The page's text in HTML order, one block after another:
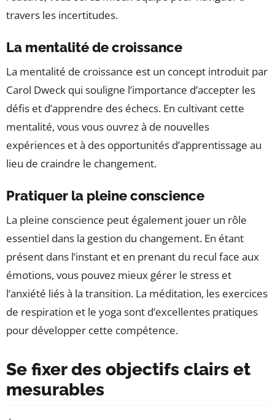
travers les incertitudes.
La mentalité de croissance
La mentalité de croissance est un concept introduit par
Carol Dweck qui souligne l’importance d’accepter les
défis et d’apprendre des échecs. En cultivant cette
mentalité, vous vous ouvrez à de nouvelles
expériences et à des opportunités d’apprentissage au
lieu de craindre le changement.
Pratiquer la pleine conscience
La pleine conscience peut également jouer un rôle
essentiel dans la gestion du changement. En étant
présent dans l’instant et en prenant du recul face aux
émotions, vous pouvez mieux gérer le stress et
l’anxiété liés à la transition. La méditation, les exercices
de respiration et le yoga sont d’excellentes pratiques
pour développer cette compétence.
Se fixer des objectifs clairs et
mesurables